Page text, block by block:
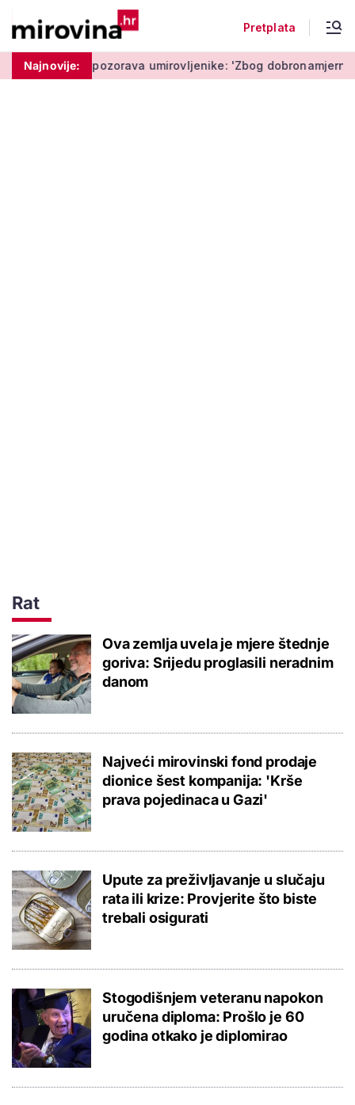
Pretplata
Najnovije:
Policija upozorava umirovljenike: 'Zbog dobronamjernosti
Rat
Ova zemlja uvela je mjere štednje
goriva: Srijedu proglasili neradnim
danom
Najveći mirovinski fond prodaje
dionice šest kompanija: 'Krše
prava pojedinaca u Gazi'
Upute za preživljavanje u slučaju
rata ili krize: Provjerite što biste
trebali osigurati
Stogodišnjem veteranu napokon
uručena diploma: Prošlo je 60
godina otkako je diplomirao